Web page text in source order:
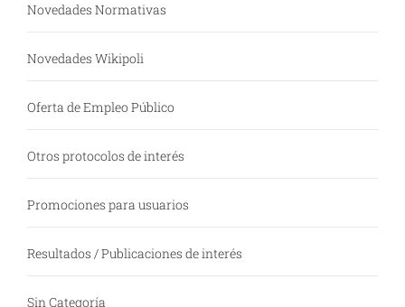
Novedades Normativas
Novedades Wikipoli
Oferta de Empleo Público
Otros protocolos de interés
Promociones para usuarios
Resultados / Publicaciones de interés
Sin Categoría